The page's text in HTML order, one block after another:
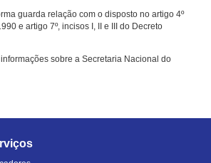
guarda relação com o disposto no artigo 4º
e artigo 7º, incisos I, II e III do Decreto
sobre a Secretaria Nacional do